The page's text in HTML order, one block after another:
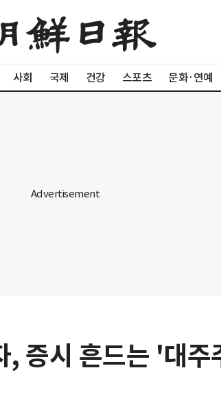
사회 국제 건강 스포츠 문화·연예
증시 흔드는 '대주